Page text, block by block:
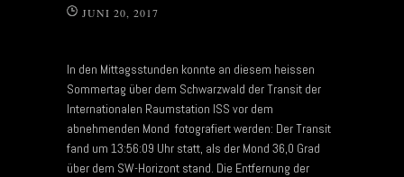
JUNI 20, 2017
In den Mittagsstunden konnte an diesem heissen
Sommertag über dem Schwarzwald der Transit der
Internationalen Raumstation ISS vor dem
abnehmenden Mond fotografiert werden: Der Transit
fand um 13:56:09 Uhr statt, als der Mond 36,0 Grad
über dem SW-Horizont stand. Die Entfernung der